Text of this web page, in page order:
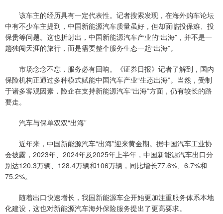
该车主的经历具有一定代表性。记者搜索发现，在海外购车论坛
中有不少车主提到，中国新能源汽车质量虽好，但却面临投保难、投
保贵等问题。这也折射出，中国新能源汽车产业的“出海”，并不是一
趟独闯天涯的旅行，而是需要整个服务生态一起“出海”。
市场念念不忘，服务必有回响。《证券日报》记者了解到，国内
保险机构正通过多种模式赋能中国汽车产业“生态出海”。当然，受制
于诸多客观因素，险企在支持新能源汽车“出海”方面，仍有较长的路
要走。
汽车与保单双双“出海”
近年来，中国新能源汽车“出海”迎来黄金期。据中国汽车工业协
会披露，2023年、2024年及2025年上半年，中国新能源汽车出口分
别达120.3万辆、128.4万辆和106万辆，同比增长77.6%、6.7%和
75.2%。
随着出口快速增长，我国新能源车企开始更加注重服务体系本地
化建设，这也对新能源汽车海外保险服务提出了更高要求。